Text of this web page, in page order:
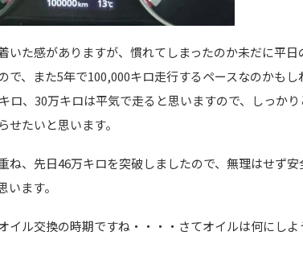
いた感がありますが、慣れてしまったのか未だに平日
で、また5年で100,000キロ走行するペースなのかもし
ロ、30万キロは平気で走ると思いますので、しっか
せたいと思います。
ね、先日46万キロを突破しましたので、無理はせず安
います。
イル交換の時期ですね・・・・さてオイルは何にしよ